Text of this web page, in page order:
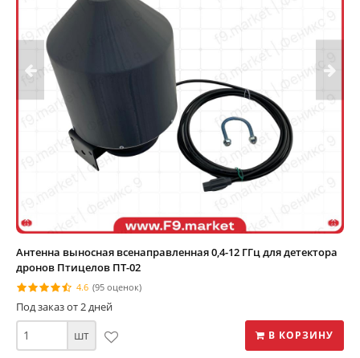
Антенна выносная всенаправленная 0,4-12 ГГц для детектора
дронов Птицелов ПТ-02
4.6 (95 оценок)
Под заказ от 2 дней
шт В КОРЗИНУ